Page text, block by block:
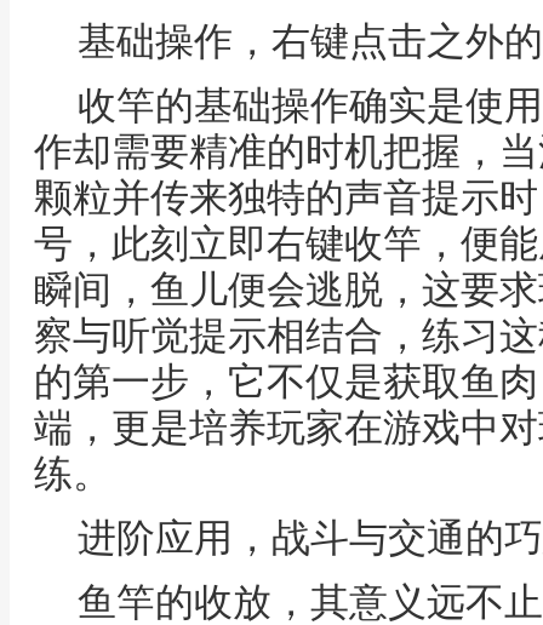
基础操作，右键点击之外
收竿的基础操作确实是使
作却需要精准的时机把握，
颗粒并传来独特的声音提示
号，此刻立即右键收竿，便
瞬间，鱼儿便会逃脱，这要
察与听觉提示相结合，练习
的第一步，它不仅是获取鱼
端，更是培养玩家在游戏中
练。
进阶应用，战斗与交通的
鱼竿的收放，其意义远不